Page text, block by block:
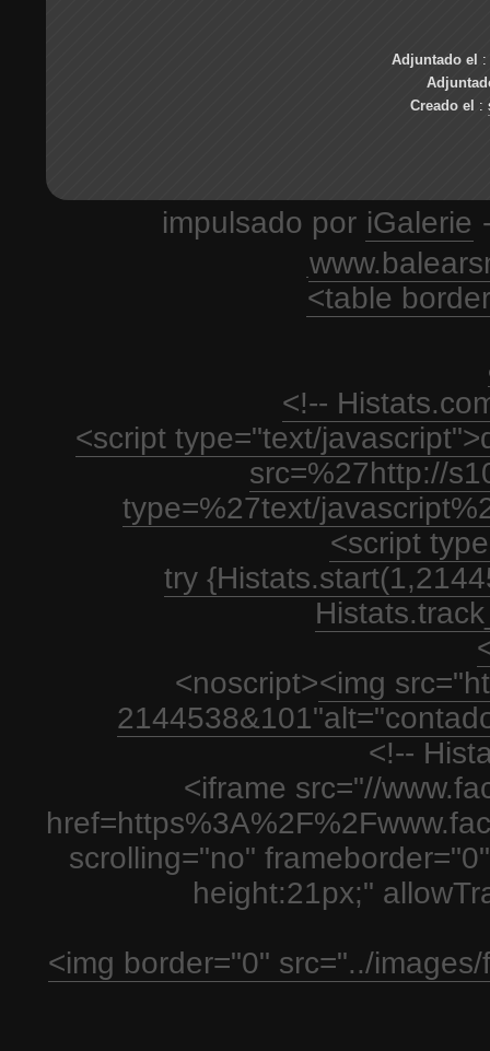
Adjuntado el :
Creado el :
impulsado por iGalerie
<table
<!--
<script type="text/
src=%27http://
type=%27text/
<script
try
<noscript><img
<!--
<iframe src="//
scrolling="no"
height:21px;"
<img border="0" src="../